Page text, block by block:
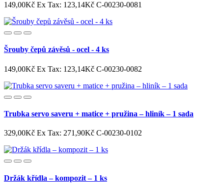
149,00Kč Ex Tax: 123,14Kč C-00230-0081
Šrouby čepů závěsů - ocel - 4 ks
149,00Kč Ex Tax: 123,14Kč C-00230-0082
Trubka servo saveru + matice + pružina – hliník – 1 sada
329,00Kč Ex Tax: 271,90Kč C-00230-0102
Držák křídla – kompozit – 1 ks